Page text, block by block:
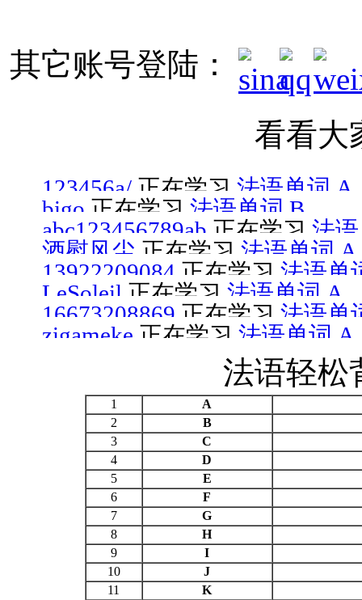
其它账号登陆：
看看大
123456a/ 正在学习 法语单词 A
bigo 正在学习 法语单词 B
abc123456789ab 正在学习 法
酒慰风尘 正在学习 法语单词 A
13922209084 正在学习 法语单
LeSoleil 正在学习 法语单词 A
16673208869 正在学习 法语单
zigameke 正在学习 法语单词 A
法语轻松
1
A
2
B
3
C
4
D
5
E
6
F
7
G
8
H
9
I
10
J
11
K